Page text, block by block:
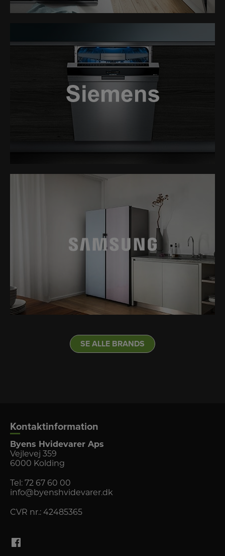
SE ALLE BRANDS
Kontaktinformation
Byens Hvidevarer Aps
Vejlevej 359
6000 Kolding
Tel: 72 67 60 00
info@byenshvidevarer.dk
CVR nr.: 42485365